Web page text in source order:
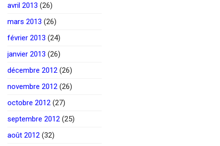
avril 2013 (26)
mars 2013 (26)
février 2013 (24)
janvier 2013 (26)
décembre 2012 (26)
novembre 2012 (26)
octobre 2012 (27)
septembre 2012 (25)
août 2012 (32)